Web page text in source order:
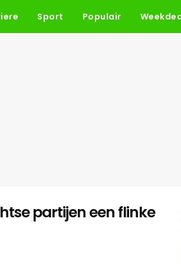
Sport Populair
partijen een flinke